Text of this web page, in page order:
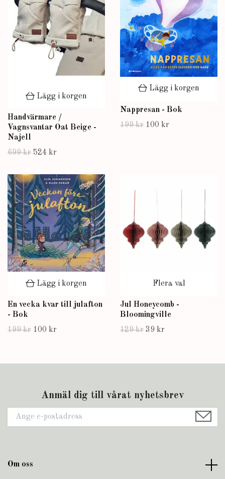
Lägg i korgen
Handvärmare /
Vagnsvantar Oat Beige -
Najell
699 kr 524 kr
Lägg i korgen
Nappresan - Bok
199 kr 100 kr
Lägg i korgen
En vecka kvar till julafton
- Bok
199 kr 100 kr
Flera val
Jul Honeycomb -
Bloomingville
129 kr 39 kr
Anmäl dig till vårat nyhetsbrev
Om oss